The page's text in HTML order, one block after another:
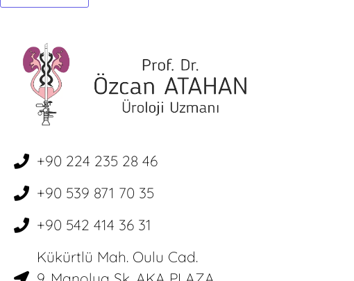
+90 224 235 28 46
+90 539 871 70 35
+90 542 414 36 31
Kükürtlü Mah. Oulu Cad.